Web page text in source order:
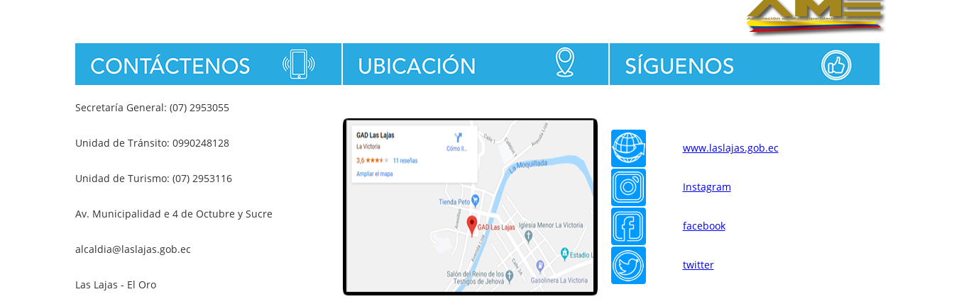
Secretaría General: (07) 2953055
Unidad de Tránsito: 0990248128
Unidad de Turismo: (07) 2953116
Av. Municipalidad e 4 de Octubre y Sucre
alcaldia@laslajas.gob.ec
Las Lajas - El Oro
www.laslajas.gob.ec
Instagram
facebook
twitter